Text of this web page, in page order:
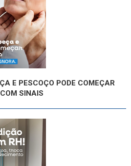
E PESCOÇO PODE COMEÇAR
COM SINAIS